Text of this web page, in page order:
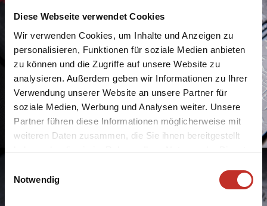
Diese Webseite verwendet Cookies
Wir verwenden Cookies, um Inhalte und Anzeigen zu
personalisieren, Funktionen für soziale Medien anbieten
zu können und die Zugriffe auf unsere Website zu
analysieren. Außerdem geben wir Informationen zu Ihrer
Verwendung unserer Website an unsere Partner für
soziale Medien, Werbung und Analysen weiter. Unsere
Partner führen diese Informationen möglicherweise mit
weiteren Daten zusammen, die Sie ihnen bereitgestellt
haben oder die sie im Rahmen Ihrer Nutzung der Dienste
Notwendig